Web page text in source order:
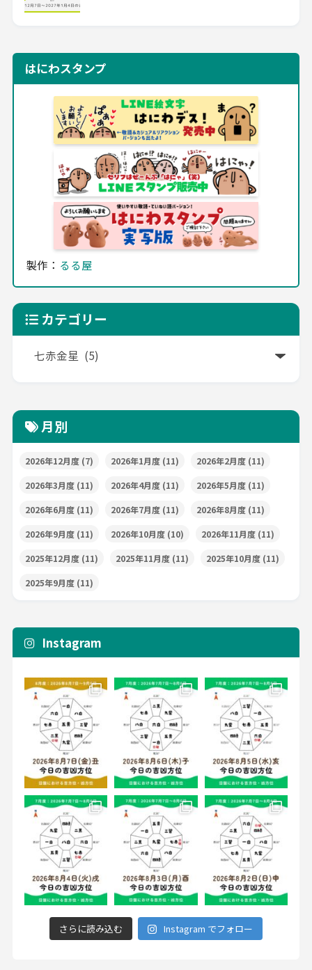
はにわスタンプ
製作： るる屋
カテゴリー
月別
2026年12月度(7) 2026年1月度(11) 2026年2月度(11)
2026年3月度(11) 2026年4月度(11) 2026年5月度(11)
2026年6月度(11) 2026年7月度(11) 2026年8月度(11)
2026年9月度(11) 2026年10月度(10) 2026年11月度(11)
2025年12月度(11) 2025年11月度(11) 2025年10月度(11)
2025年9月度(11)
Instagram
さらに読み込む Instagram でフォロー